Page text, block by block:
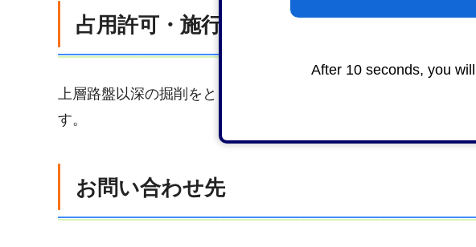
After 10 seconds, you
占用許可・施行承認申請の添付書類につ
上層路盤以深の掘削をともなう場合は、事前に埋設物件を調べ
す。
お問い合わせ先